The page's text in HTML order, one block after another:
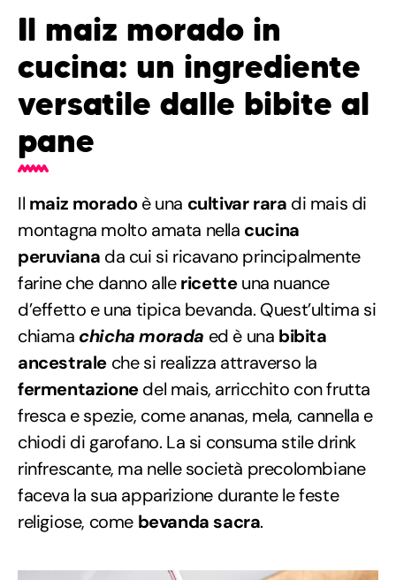
Il maiz morado in
cucina: un ingrediente
versatile dalle bibite al
pane
Il maiz moradoè una cultivar rara di mais di
montagna molto amata nella cucina
peruviana da cui si ricavano principalmente
farine che danno allericetteuna nuance
d’effetto e una tipica bevanda. Quest’ultima si
chiama chicha morada ed è una bibita
ancestrale che si realizza attraverso la
fermentazionedel mais, arricchito con frutta
fresca e spezie, come ananas, mela, cannella e
chiodi di garofano. La si consuma stile drink
rinfrescante, ma nelle società precolombiane
faceva la sua apparizione durante le feste
religiose, come bevanda sacra.